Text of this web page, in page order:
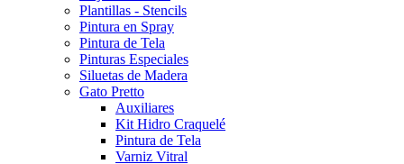
Plantillas - Stencils
Pintura en Spray
Pintura de Tela
Pinturas Especiales
Siluetas de Madera
Gato Pretto
Auxiliares
Kit Hidro Craquelé
Pintura de Tela
Varniz Vitral